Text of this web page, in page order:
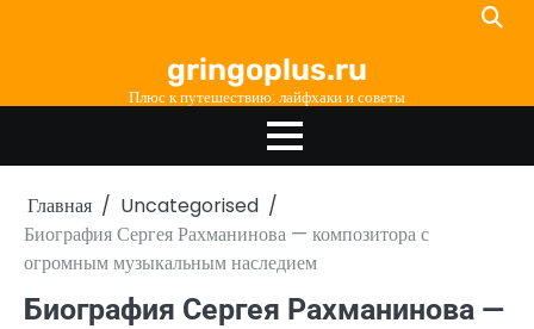
gringoplus.ru
Плюс к путешествию: лайфхаки и советы
Главная
Uncategorised
Биография Сергея Рахманинова — композитора с
огромным музыкальным наследием
Биография Сергея Рахманинова —